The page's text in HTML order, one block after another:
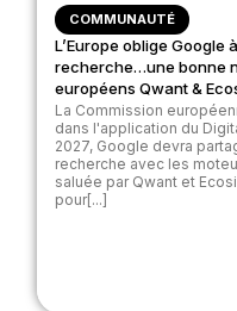
COMMUNAUTÉ
L’Europe oblige Google
recherche…une bonne
européens Qwant &
La Commission
dans l'application du
2027, Google devra
recherche avec les
saluée par Qwant et
pour[...]